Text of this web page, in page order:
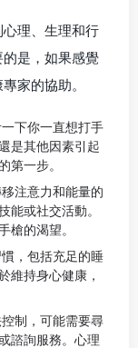
理、生理和行
是，如果感覺
家的協助。
下你一直想打手
是其他因素引起
第一步。
注意力和能量的
能或社交活動。
槍的渴望。
，包括充足的睡
維持身心健康，
制，可能需要尋
諮詢服務。心理